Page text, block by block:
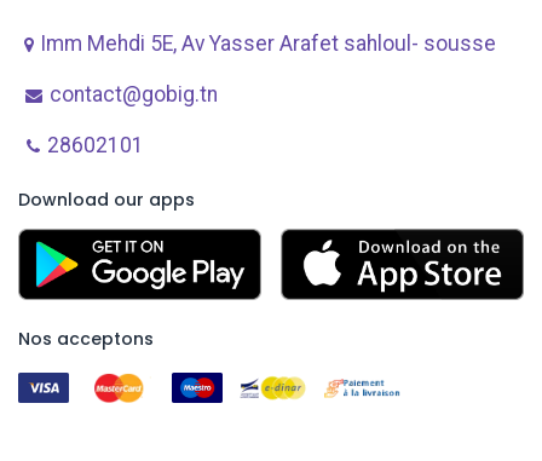
Imm Mehdi 5E, Av ​Yasser Arafet sahloul- sousse
contact@gobig.tn
28602101
Download our apps
Nos acceptons